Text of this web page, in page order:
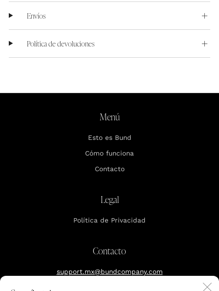
Envíos
Política de devoluciones
Menú
Esto es Bund
Cómo funciona
Contacto
Legal
Política de Privacidad
Contacto
support.mx@bundcompany.com